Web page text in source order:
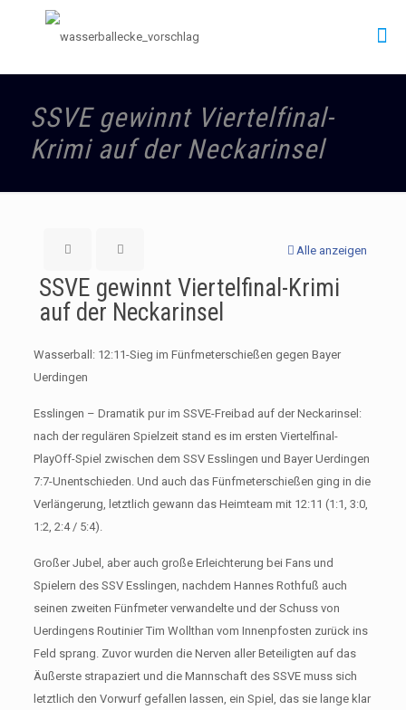
SSVE gewinnt Viertelfinal-
Krimi auf der Neckarinsel
Alle anzeigen
SSVE gewinnt Viertelfinal-Krimi
auf der Neckarinsel
Wasserball: 12:11-Sieg im Fünfmeterschießen gegen Bayer
Uerdingen
Esslingen – Dramatik pur im SSVE-Freibad auf der Neckarinsel:
nach der regulären Spielzeit stand es im ersten Viertelfinal-
PlayOff-Spiel zwischen dem SSV Esslingen und Bayer Uerdingen
7:7-Unentschieden. Und auch das Fünfmeterschießen ging in die
Verlängerung, letztlich gewann das Heimteam mit 12:11 (1:1, 3:0,
1:2, 2:4 / 5:4).
Großer Jubel, aber auch große Erleichterung bei Fans und
Spielern des SSV Esslingen, nachdem Hannes Rothfuß auch
seinen zweiten Fünfmeter verwandelte und der Schuss von
Uerdingens Routinier Tim Wollthan vom Innenpfosten zurück ins
Feld sprang. Zuvor wurden die Nerven aller Beteiligten auf das
Äußerste strapaziert und die Mannschaft des SSVE muss sich
letztlich den Vorwurf gefallen lassen, ein Spiel, das sie lange klar